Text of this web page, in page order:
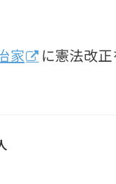
家
に憲法改